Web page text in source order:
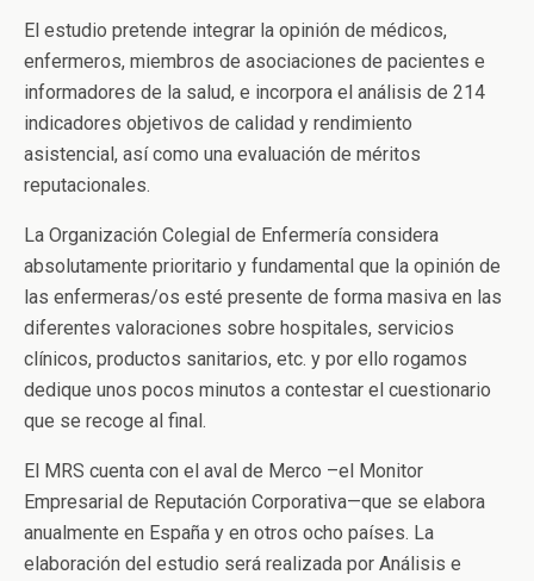
El estudio pretende integrar la opinión de médicos,
enfermeros, miembros de asociaciones de pacientes e
informadores de la salud, e incorpora el análisis de 214
indicadores objetivos de calidad y rendimiento
asistencial, así como una evaluación de méritos
reputacionales.
La Organización Colegial de Enfermería considera
absolutamente prioritario y fundamental que la opinión de
las enfermeras/os esté presente de forma masiva en las
diferentes valoraciones sobre hospitales, servicios
clínicos, productos sanitarios, etc. y por ello rogamos
dedique unos pocos minutos a contestar el cuestionario
que se recoge al final.
El MRS cuenta con el aval de Merco –el Monitor
Empresarial de Reputación Corporativa—que se elabora
anualmente en España y en otros ocho países. La
elaboración del estudio será realizada por Análisis e